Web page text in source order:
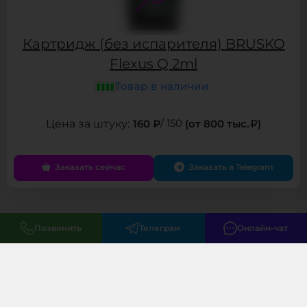
Картридж (без испарителя) BRUSKO
Flexus Q 2ml
Товар в наличии
160 ₽/ 150 (от 800 тыс. )
Заказать сейчас Заказать в Telegram
Позвонить Телеграм Онлайн-чат